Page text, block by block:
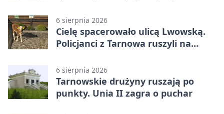
6 sierpnia 2026
Cielę spacerowało ulicą Lwowską.
Policjanci z Tarnowa ruszyli na
6 sierpnia 2026
Tarnowskie drużyny ruszają po
punkty. Unia II zagra o puchar